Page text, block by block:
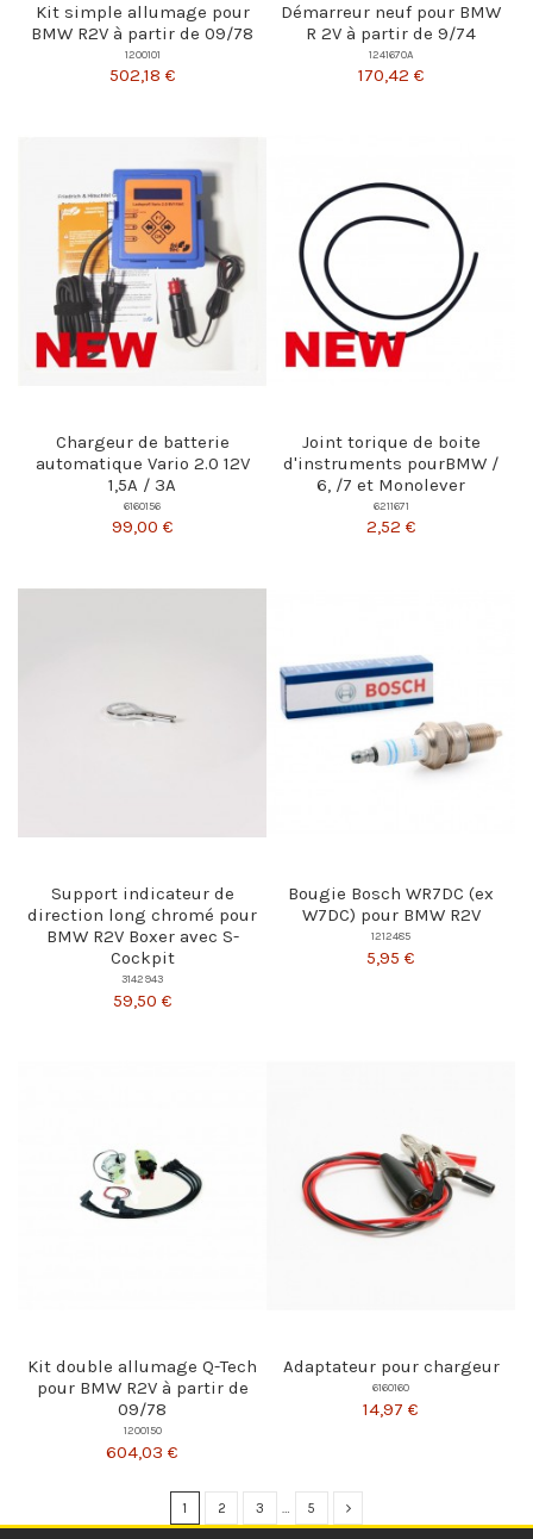
Kit simple allumage pour
BMW R2V à partir de 09/78
1200101
502,18 €
Démarreur neuf pour BMW
R 2V à partir de 9/74
1241670A
170,42 €
Chargeur de batterie
automatique Vario 2.0 12V
1,5A / 3A
6160156
99,00 €
Joint torique de boite
d'instruments pourBMW /
6, /7 et Monolever
6211671
2,52 €
Support indicateur de
direction long chromé pour
BMW R2V Boxer avec S-
Cockpit
3142943
59,50 €
Bougie Bosch WR7DC (ex
W7DC) pour BMW R2V
1212485
5,95 €
Kit double allumage Q-Tech
pour BMW R2V à partir de
09/78
1200150
604,03 €
Adaptateur pour chargeur
6160160
14,97 €
1 2 3 5